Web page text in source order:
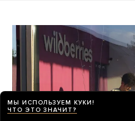
МЫ ИСПОЛЬЗУЕМ КУКИ!
ЧТО ЭТО ЗНАЧИТ?